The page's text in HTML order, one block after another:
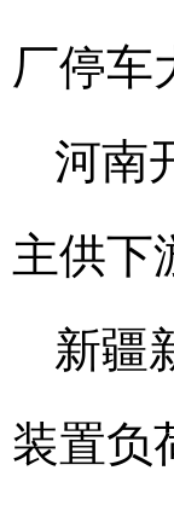
厂停车
河南
主供下
新疆
装置负